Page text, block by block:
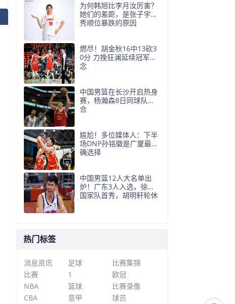
为何韩旭比李月汝厉害？
她们的差距，是张子宇选
秀顺位暴跌的原因
燃尽！胡金秋16中13砍3
0分 力挽狂澜延续冠军悬
念
中国男篮在长沙开启热身
赛，杨瀚森8日同球队会
合
尴尬！多位媒体人：下半
场DNP孙铭徽是广厦最正
确选择
中国男篮12人大名单出
炉！广东3人入选，徐昕
国家队首秀，胡明轩轮休
热门标签
消息资讯 足球
比赛集锦
比赛
1
欧冠
NBA
篮球
比赛录像
CBA
意甲 球员